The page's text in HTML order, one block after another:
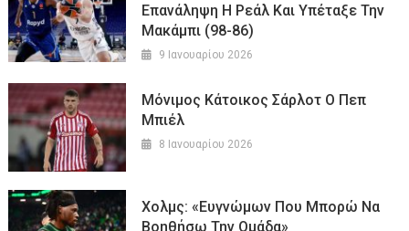
Επανάληψη Η Ρεάλ Και Υπέταξε Την
Μακάμπι (98-86)
9 Ιανουαρίου 2026
Μόνιμος Κάτοικος Σάρλοτ Ο Πεπ
Μπιέλ
8 Ιανουαρίου 2026
Χολμς: «Ευγνώμων Που Μπορώ Να
Βοηθήσω Την Ομάδα»